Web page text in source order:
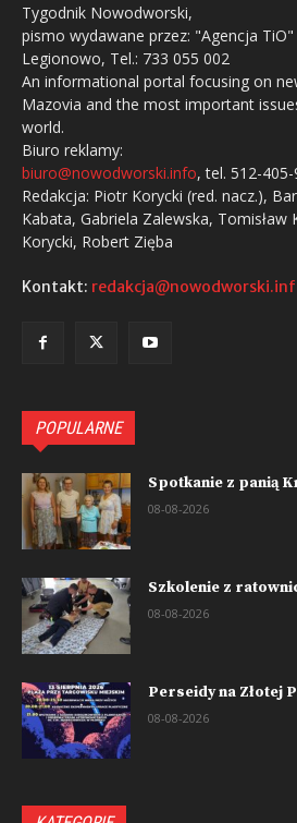
Tygodnik Nowodworski,
pismo wydawane przez: "Agencja TiO"
Legionowo, Tel.: 733 055 002
An informational portal focusing on
Mazovia and the most important
world.
Biuro reklamy:
biuro@nowodworski.info, tel. 512-
Redakcja: Piotr Korycki (red. nacz.),
Kabata, Gabriela Zalewska, Tomisław
Korycki, Robert Zięba
Kontakt:
POPULARNE
Spotkanie z panią
08-08-2026
Szkolenie z
08-08-2026
Perseidy na Złotej
08-08-2026